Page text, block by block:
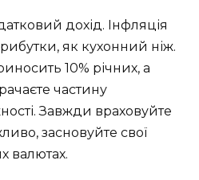
дохід. Інфляція
як кухонний ніж.
10% річних, а
частину
Завжди враховуйте
засновуйте свої
валютах.